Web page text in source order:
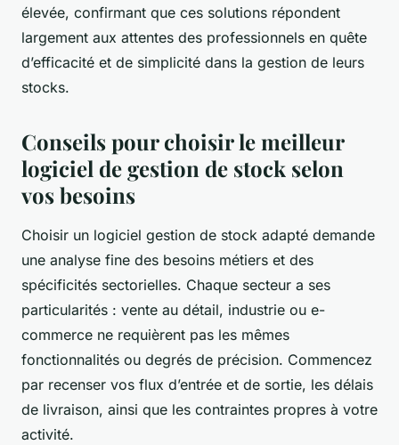
élevée, confirmant que ces solutions répondent
largement aux attentes des professionnels en quête
d’efficacité et de simplicité dans la gestion de leurs
stocks.
Conseils pour choisir le meilleur
logiciel de gestion de stock selon
vos besoins
Choisir un logiciel gestion de stock adapté demande
une analyse fine des besoins métiers et des
spécificités sectorielles. Chaque secteur a ses
particularités : vente au détail, industrie ou e-
commerce ne requièrent pas les mêmes
fonctionnalités ou degrés de précision. Commencez
par recenser vos flux d’entrée et de sortie, les délais
de livraison, ainsi que les contraintes propres à votre
activité.